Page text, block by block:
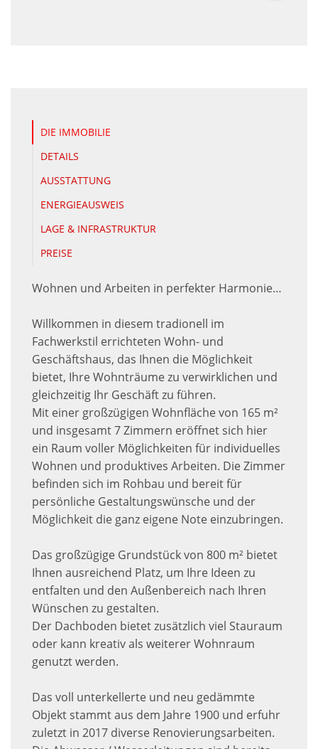
DIE IMMOBILIE
DETAILS
AUSSTATTUNG
ENERGIEAUSWEIS
LAGE & INFRASTRUKTUR
PREISE
Wohnen und Arbeiten in perfekter Harmonie…
Willkommen in diesem tradionell im
Fachwerkstil errichteten Wohn- und
Geschäftshaus, das Ihnen die Möglichkeit
bietet, Ihre Wohnträume zu verwirklichen und
gleichzeitig Ihr Geschäft zu führen.
Mit einer großzügigen Wohnfläche von 165 m²
und insgesamt 7 Zimmern eröffnet sich hier
ein Raum voller Möglichkeiten für individuelles
Wohnen und produktives Arbeiten. Die Zimmer
befinden sich im Rohbau und bereit für
persönliche Gestaltungswünsche und der
Möglichkeit die ganz eigene Note einzubringen.
Das großzügige Grundstück von 800 m² bietet
Ihnen ausreichend Platz, um Ihre Ideen zu
entfalten und den Außenbereich nach Ihren
Wünschen zu gestalten.
Der Dachboden bietet zusätzlich viel Stauraum
oder kann kreativ als weiterer Wohnraum
genutzt werden.
Das voll unterkellerte und neu gedämmte
Objekt stammt aus dem Jahre 1900 und erfuhr
zuletzt in 2017 diverse Renovierungsarbeiten.